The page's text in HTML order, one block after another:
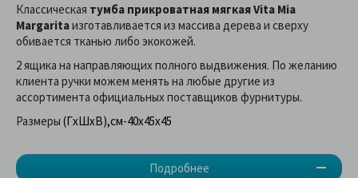
Подробнее
Классическая тумба прикроватная мягкая Vita Mia
Margaritaизготавливается из массива дерева и сверху
обивается тканью либо экокожей.
2 ящика на направляющих полного выдвижения. По желанию
клиента ручки можем менять на любые другие из
ассортимента официальных поставщиков фурнитуры.
Размеры (ГхШхВ),см-40х45х45